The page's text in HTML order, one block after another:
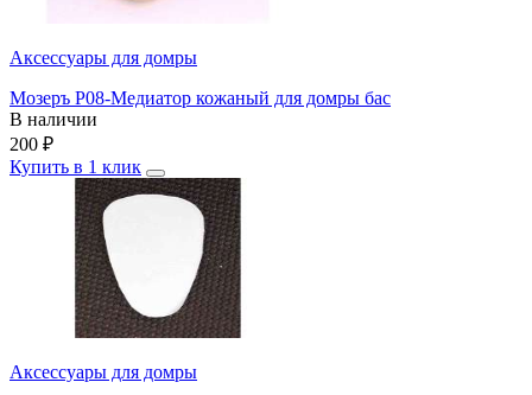
Аксессуары для домры
Мозеръ P08-Медиатор кожаный для домры бас
В наличии
200 ₽
Купить в 1 клик
Аксессуары для домры